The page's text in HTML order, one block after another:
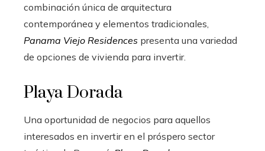
combinación única de arquitectura
contemporánea y elementos tradicionales,
Panama Viejo Residences presenta una variedad
de opciones de vivienda para invertir.
Playa Dorada
Una oportunidad de negocios para aquellos
interesados en invertir en el próspero sector